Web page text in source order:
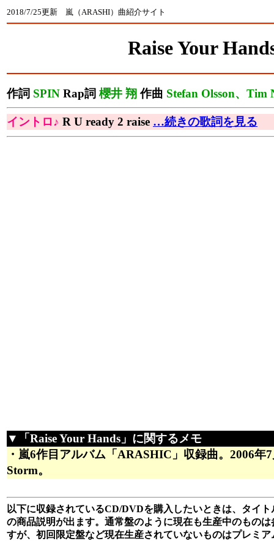
2018/7/25更新 嵐（ARASHI）曲紹介サイト
Raise Your
作詞 SPIN Rap詞 櫻井 翔 作曲 Stefan Olsson、Tim
イントロ♪ R U ready 2 raise …続きの歌詞を見る
▼「Raise Your Hands」に関するメモ
・嵐6作目アルバム「ARASHIC」収録曲。2006年
Storm。
以下に収録されているCD/DVDを購入したいときは、タイ
の商品説明が出ます。通常盤のように現在も生産中のもの
すが、初回限定盤など現在生産されていないものはプレミ